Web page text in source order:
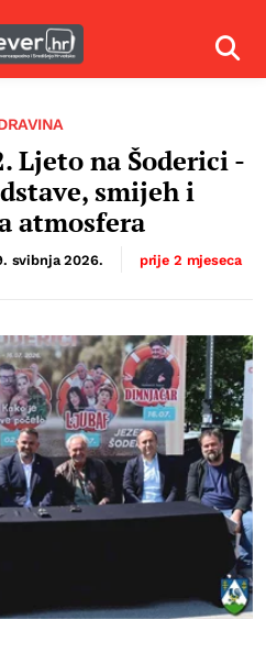
Ljeto na Šoderici -
smijeh i
atmosfera
svibnja 2026. prije 2 mjeseca